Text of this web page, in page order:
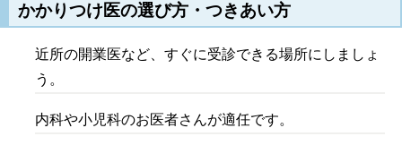
かかりつけ医の選び方・つきあい方
近所の開業医など、すぐに受診できる場所にしましょ
う。
内科や小児科のお医者さんが適任です。